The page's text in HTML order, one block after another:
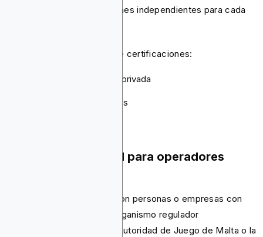
debes obtener certificaciones independientes para cada
Google ofrece tres tipos de certificaciones:
Operadores con licencia privada
Juegos de casino sociales
Proceso de solicitud para operadores
Los operadores privados son personas o empresas con
una licencia de juego del organismo regulador
correspondiente, como la Autoridad de Juego de Malta o la